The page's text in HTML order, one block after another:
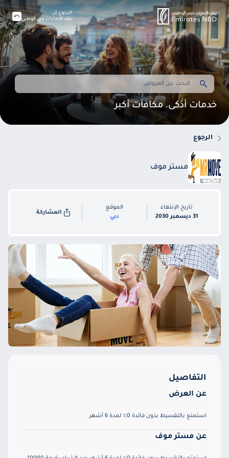
خدمات أذكى. مكافآت أكبر
الرجوع إلى
بنك الإمارات دبي الوطني
الرجوع
مستر موف
تاريخ الإنتهاء
31 ديسمبر 2030
الموقع
دبي
المشاركة
التفاصيل
عن العرض
استمتع بالتقسيط بدون فائدة 0٪ لمدة 6 أشهر
عن مستر موف